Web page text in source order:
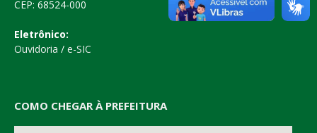
CEP: 68524-000
Eletrônico:
Ouvidoria / e-SIC
COMO CHEGAR À PREFEITURA